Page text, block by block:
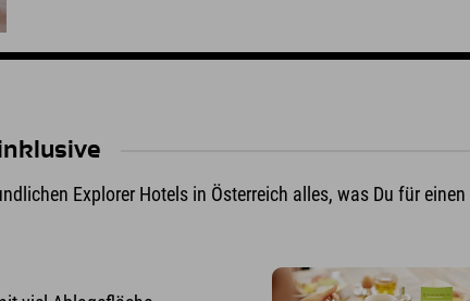
Explorer Hotels in Österreich alles, was Du für